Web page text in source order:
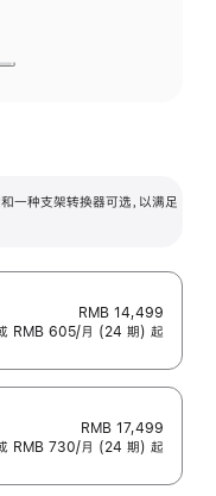
种支架转换器可选，以满足
RMB 14,499
RMB 605/月 (24 期) 起
RMB 17,499
RMB 730/月 (24 期) 起